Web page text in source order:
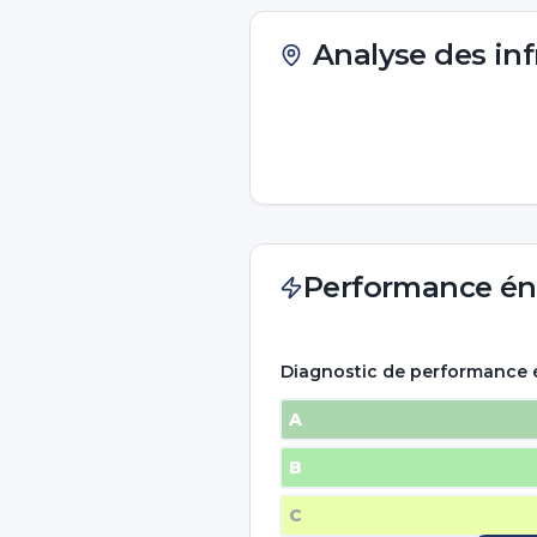
Analyse des
Performance
Diagnostic de performance
A
B
C